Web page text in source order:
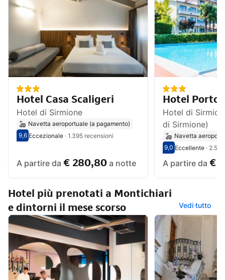
Hotel Casa Scaligeri
Hotel di Sirmione
Navetta aeroportuale (a pagamento)
Valutazione degli ospiti su una scala da 1 a 10 9,6
9,6
Eccezionale - Opinione degli ospiti precedenti, 1.395 recensioni
Eccezionale · 1.395 recensioni
A partire da € 280,80 a notte
Hotel Porto
Hotel di
di Sirmione)
Navetta
Valutazione degli
9,0
Eccellente -
Eccellente·
A partire da €
Hotel più prenotati a Montichiari
e dintorni il mese scorso
Vedi tutto